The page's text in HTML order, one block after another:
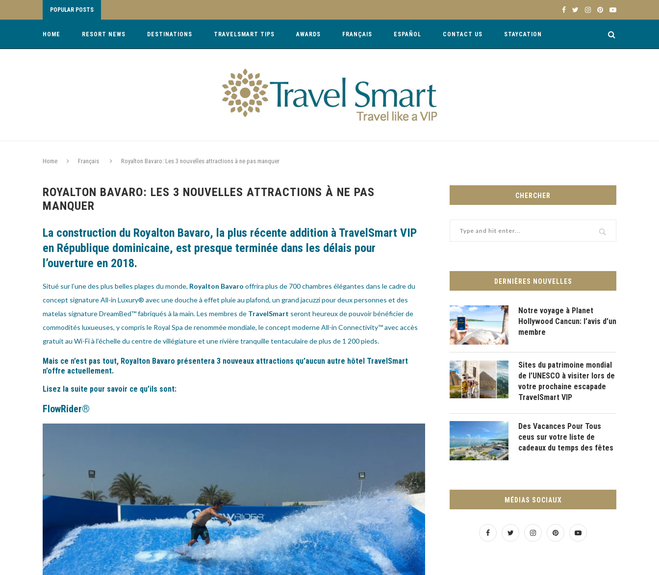
POPULAR POSTS
HOME RESORT NEWS DESTINATIONS TRAVELSMART TIPS AWARDS FRANÇAIS ESPAÑOL CONTACT US STAYCATION
Home Français Royalton Bavaro: Les 3 nouvelles attractions à ne pas manquer
ROYALTON BAVARO: LES 3 NOUVELLES ATTRACTIONS À NE PAS
MANQUER
La construction du Royalton Bavaro, la plus récente addition à TravelSmart VIP
en République dominicaine, est presque terminée dans les délais pour
l’ouverture en 2018.
Situé sur l’une des plus belles plages du monde, Royalton Bavaro offrira plus de 700 chambres élégantes dans le cadre du
concept signature All-in Luxury® avec une douche à effet pluie au plafond, un grand jacuzzi pour deux personnes et des
matelas signatureDreamBed™fabriqués à la main. Les membres de TravelSmart seront heureux de pouvoir bénéficier de
commodités luxueuses, y compris le Royal Spa de renommée mondiale, le concept moderne All-in Connectivity™ avec accès
gratuit au Wi-Fi à l’échelle du centre de villégiature et une rivière tranquille tentaculaire de plus de 1 200 pieds.
Mais ce n’est pas tout, Royalton Bavaro présentera 3 nouveaux attractions qu’aucun autre hôtel TravelSmart
n’offre actuellement.
Lisez la suite pour savoir ce qu’ils sont:
FlowRider®
CHERCHER
DERNIÈRES NOUVELLES
Notre voyage à Planet
Hollywood Cancun: l’avis d’un
membre
Sites du patrimoine mondial
de l’UNESCO à visiter lors de
votre prochaine escapade
TravelSmart VIP
Des Vacances Pour Tous
ceus sur votre liste de
cadeaux du temps des fêtes
MÉDIAS SOCIAUX